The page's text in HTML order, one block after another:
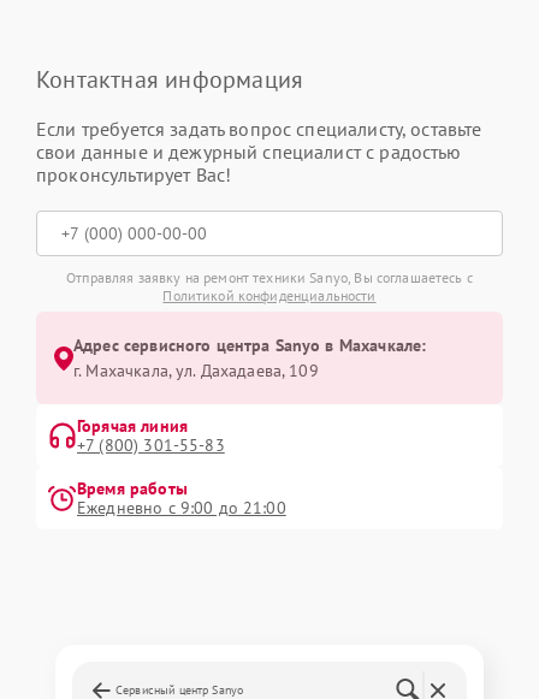
Контактная информация
Если требуется задать вопрос специалисту, оставьте
свои данные и дежурный специалист с радостью
проконсультирует Вас!
Отправляя заявку на ремонт техники Sanyo, Вы соглашаетесь с
Политикой конфиденциальности
Адрес сервисного центра Sanyo в Махачкале:
г. Махачкала, ул. Дахадаева, 109
Горячая линия
+7 (800) 301-55-83
Время работы
Ежедневно с 9:00 до 21:00
Сервисный центр Sanyo